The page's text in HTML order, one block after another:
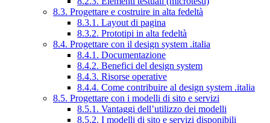
8.3. Progettare e costruire in alta fedeltà
8.3.1. Layout di pagina
8.3.2. Prototipi in alta fedeltà
8.4. Progettare con il design system .italia
8.4.1. Documentazione
8.4.2. Benefici del design system
8.4.3. Risorse operative
8.4.4. Come contribuire al design system .italia
8.5. Progettare con i modelli di sito e servizi
8.5.1. Vantaggi dell’utilizzo dei modelli
8.5.2. I modelli di sito e servizi disponibili